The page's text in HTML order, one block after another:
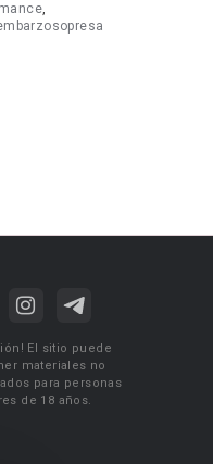
,
El sitio puede
materiales no
para personas
de 18 años.